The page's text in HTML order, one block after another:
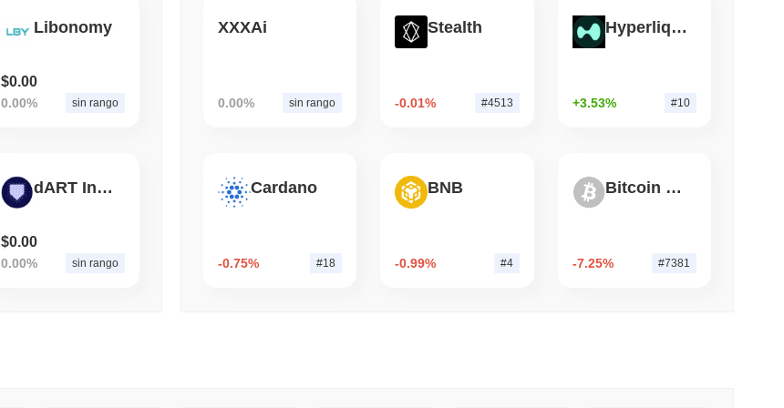
August 04 2026 3 minimo di lettura
prosciugare i portafogli Bitcoin
Libonomy
$0.00
0.00% sin rango
dART Insurance
$0.00
0.00% sin rango
XXXAi
0.00% sin rango
Stealth
-0.01% #4513
Hyperliquid
+3.53% #10
Cardano
-0.75% #18
BNB
-0.99% #4
Bitcoin Silver
-7.25% #7381